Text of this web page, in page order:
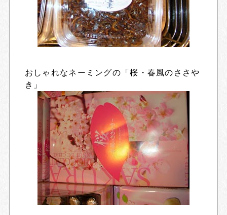
おしゃれなネーミングの「桜・春風のささや
き」